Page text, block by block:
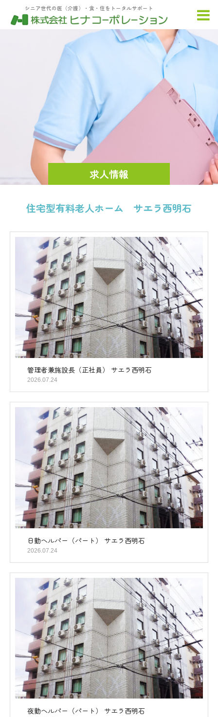
シニア世代の医（介護）・食・住をトータルサポート
求人情報
住宅型有料老人ホーム サエラ西明石
管理者兼施設長（正社員） サエラ西明石
2026.07.24
日勤ヘルパー（パート） サエラ西明石
2026.07.24
夜勤ヘルパー（パート） サエラ西明石